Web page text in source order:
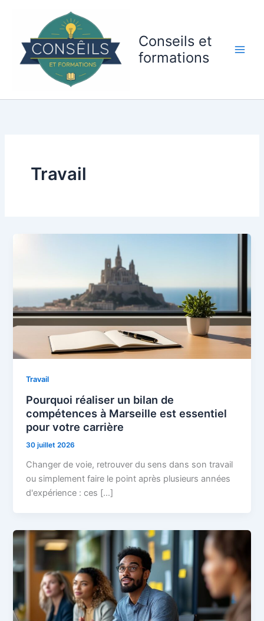
Conseils et
formations
Travail
Travail
Pourquoi réaliser un bilan de
compétences à Marseille est essentiel
pour votre carrière
30 juillet 2026
Changer de voie, retrouver du sens dans son travail
ou simplement faire le point après plusieurs années
d'expérience : ces […]